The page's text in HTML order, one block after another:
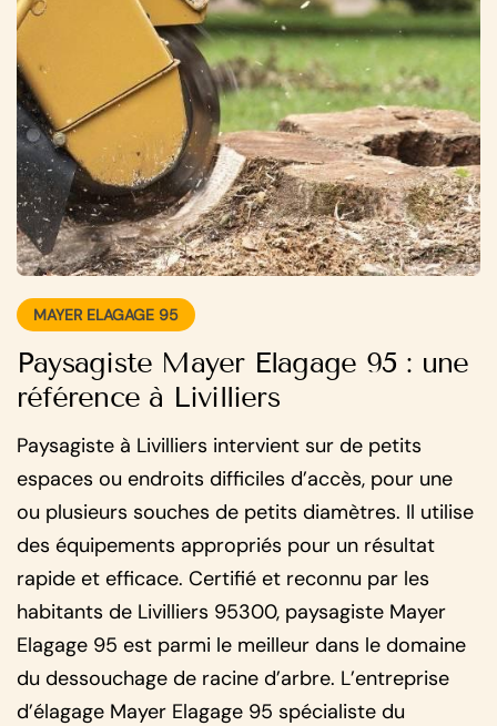
MAYER ELAGAGE 95
Paysagiste Mayer Elagage 95 : une
référence à Livilliers
Paysagiste à Livilliers intervient sur de petits
espaces ou endroits difficiles d’accès, pour une
ou plusieurs souches de petits diamètres. Il utilise
des équipements appropriés pour un résultat
rapide et efficace. Certifié et reconnu par les
habitants de Livilliers 95300, paysagiste Mayer
Elagage 95 est parmi le meilleur dans le domaine
du dessouchage de racine d’arbre. L’entreprise
d’élagage Mayer Elagage 95 spécialiste du